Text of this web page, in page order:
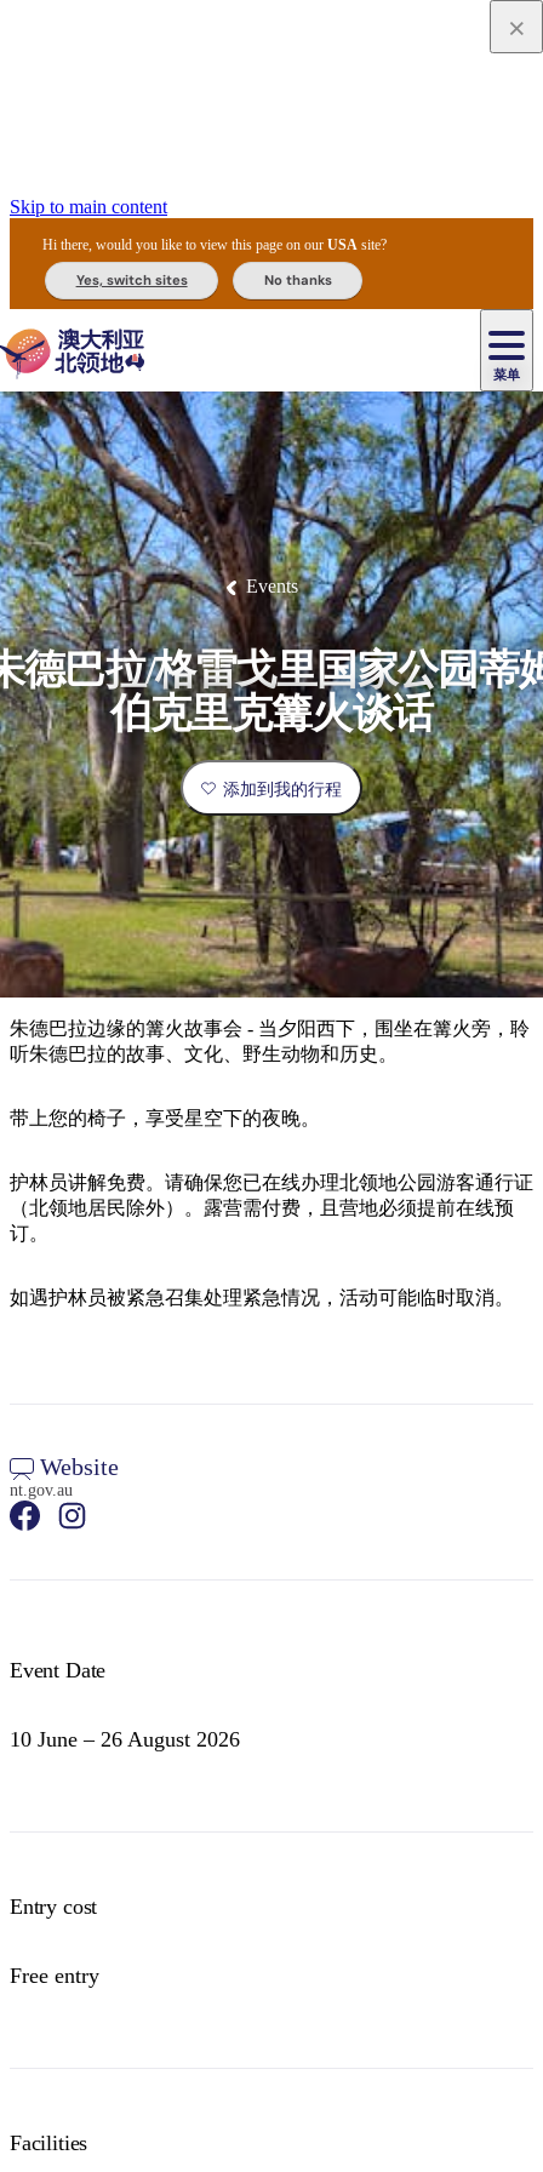
Skip to main content
Hi there, would you like to view this page on ourUSA site?
Yes, switch sites No thanks
菜单
主
导
航
景
点
最
受
欢
迎
目
的
地
内
陆
和
户
外
地
探
索
达
尔
文
爱
丽
斯
泉
乌
鲁
鲁
卡
卡
杜
国
家
公
园
李
治
菲
特
国
家
公
园
瓦
塔
卡
国
家
公
园
提
维
群
岛
东
阿
纳
姆
地
马
塔
兰
卡
温
泉
池
尼
特
米
鲁
克
国
家
公
园
卡
鲁
卡
鲁
/
魔
鬼
大
理
石
保
护
区
马
古
克
瀑
布
茨
奥
里
查
/
西
麦
克
唐
纳
国
家
公
园
活
动
体
验
旅
行
者
类
型
精
选
榜
单
住
民
文
化
体
验
美
食
攻
略
节
庆
与
活
动
户
外
和
探
险
自
然
和
野
生
动
植
物
历
史
和
遗
产
钓
鱼
高
端
旅
游
露
营
和
豪
华
野
营
旅
行
灵
感
规
划
您
的
行
规
划
和
预
订
实
用
信
息
划
具
住
宿
导
游
陪
同
旅
程
租
车
和
交
通
搜
Events
德巴拉/格雷戈里国家公园蒂
伯克里克篝火谈话
添加到我的行程
朱德巴拉边缘的篝火故事会 - 当夕阳西下，围坐在篝火旁，聆
听朱德巴拉的故事、文化、野生动物和历史。
带上您的椅子，享受星空下的夜晚。
护林员讲解免费。请确保您已在线办理北领地公园游客通行证
（北领地居民除外）。露营需付费，且营地必须提前在线预
订。
如遇护林员被紧急召集处理紧急情况，活动可能临时取消。
Website
nt.gov.au
Event Date
10 June – 26 August 2026
Entry cost
Free entry
Facilities